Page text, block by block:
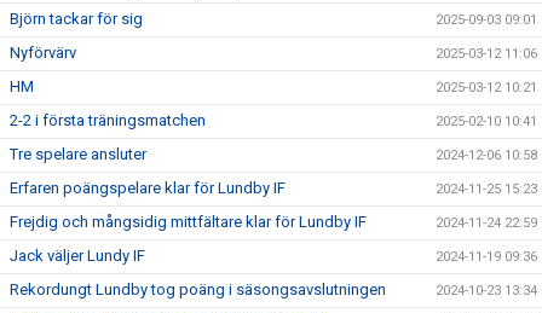
Björn tackar för sig 2025-09-03 09:01
Nyförvärv 2025-03-12 11:06
HM 2025-03-12 10:21
2-2 i första träningsmatchen 2025-02-10 10:41
Tre spelare ansluter 2024-12-06 10:58
Erfaren poängspelare klar för Lundby IF 2024-11-25 15:23
Frejdig och mångsidig mittfältare klar för Lundby IF 2024-11-24 22:59
Jack väljer Lundy IF 2024-11-19 09:36
Rekordungt Lundby tog poäng i säsongsavslutningen 2024-10-23 13:34